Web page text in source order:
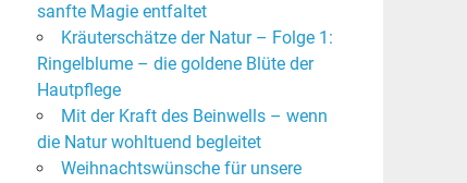
sanfte Magie entfaltet
Kräuterschätze der Natur – Folge 1:
Ringelblume – die goldene Blüte der
Hautpflege
Mit der Kraft des Beinwells – wenn
die Natur wohltuend begleitet
Weihnachtswünsche für unsere